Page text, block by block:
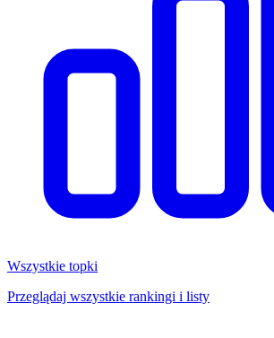
Wszystkie topki
Przeglądaj wszystkie rankingi i listy